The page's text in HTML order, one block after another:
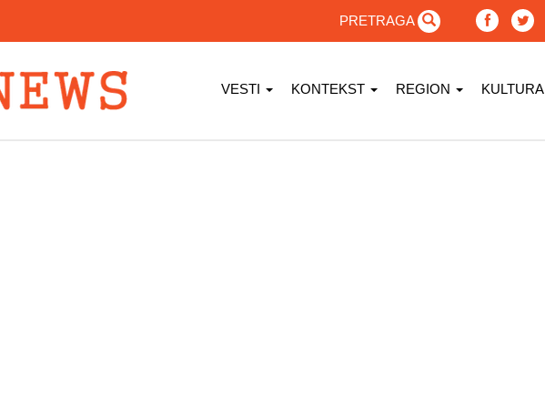
PRETRAGA
VESTI KONTEKST REGION KULTURA